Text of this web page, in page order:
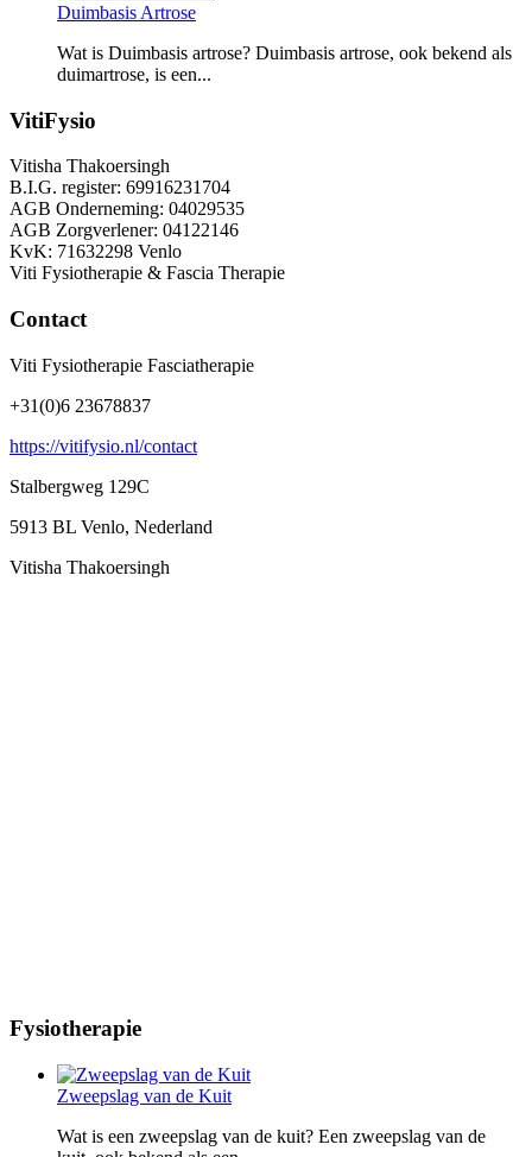
Duimbasis Artrose
Wat is Duimbasis artrose? Duimbasis artrose, ook bekend als
duimartrose, is een...
VitiFysio
Vitisha Thakoersingh
B.I.G. register: 69916231704
AGB Onderneming: 04029535
AGB Zorgverlener: 04122146
KvK: 71632298 Venlo
Viti Fysiotherapie & Fascia Therapie
Contact
Viti Fysiotherapie Fasciatherapie
+31(0)6 23678837
https://vitifysio.nl/contact
Stalbergweg 129C
5913 BL Venlo, Nederland
Vitisha Thakoersingh
Fysiotherapie
Zweepslag van de Kuit
Wat is een zweepslag van de kuit? Een zweepslag van de